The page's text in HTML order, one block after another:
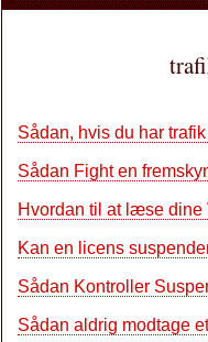
Sådan, hvis du har
Sådan Fight en
Hvordan til at læse dine
Kan en licens
Sådan Kontroller
Sådan aldrig modtage